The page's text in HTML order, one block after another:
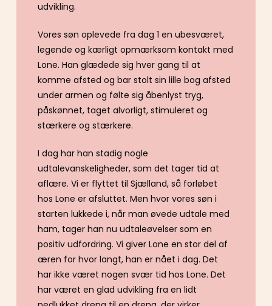
udvikling.
Vores søn oplevede fra dag 1 en ubesværet,
legende og kærligt opmærksom kontakt med
Lone. Han glædede sig hver gang til at
komme afsted og bar stolt sin lille bog afsted
under armen og følte sig åbenlyst tryg,
påskønnet, taget alvorligt, stimuleret og
stærkere og stærkere.
I dag har han stadig nogle
udtalevanskeligheder, som det tager tid at
aflære. Vi er flyttet til Sjælland, så forløbet
hos Lone er afsluttet. Men hvor vores søn i
starten lukkede i, når man øvede udtale med
ham, tager han nu udtaleøvelser som en
positiv udfordring. Vi giver Lone en stor del af
æren for hvor langt, han er nået i dag. Det
har ikke været nogen svær tid hos Lone. Det
har været en glad udvikling fra en lidt